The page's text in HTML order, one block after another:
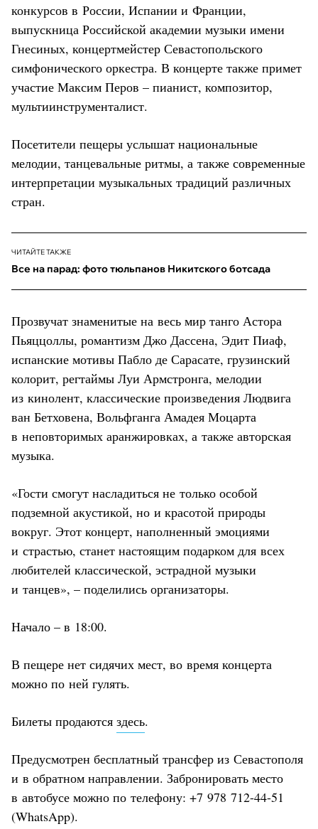
конкурсов в России, Испании и Франции,
выпускница Российской академии музыки имени
Гнесиных, концертмейстер Севастопольского
симфонического оркестра. В концерте также примет
участие Максим Перов – пианист, композитор,
мультиинструменталист.
Посетители пещеры услышат национальные
мелодии, танцевальные ритмы, а также современные
интерпретации музыкальных традиций различных
стран.
ЧИТАЙТЕ ТАКЖЕ
Все на парад: фото тюльпанов Никитского ботсада
Прозвучат знаменитые на весь мир танго Астора
Пьяццоллы, романтизм Джо Дассена, Эдит Пиаф,
испанские мотивы Пабло де Сарасате, грузинский
колорит, регтаймы Луи Армстронга, мелодии
из кинолент, классические произведения Людвига
ван Бетховена, Вольфганга Амадея Моцарта
в неповторимых аранжировках, а также авторская
музыка.
«Гости смогут насладиться не только особой
подземной акустикой, но и красотой природы
вокруг. Этот концерт, наполненный эмоциями
и страстью, станет настоящим подарком для всех
любителей классической, эстрадной музыки
и танцев», – поделились организаторы.
Начало – в 18:00.
В пещере нет сидячих мест, во время концерта
можно по ней гулять.
Билеты продаются здесь.
Предусмотрен бесплатный трансфер из Севастополя
и в обратном направлении. Забронировать место
в автобусе можно по телефону: +7 978 712-44-51
(WhatsApp).